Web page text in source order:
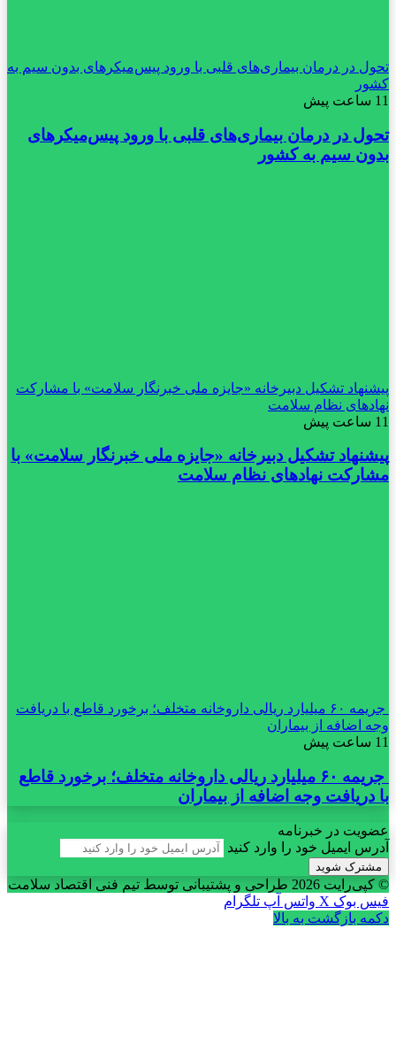
تحول در درمان بیماری‌های قلبی با ورود پیس‌میکرهای بدون سیم به
کشور
11 ساعت پیش
تحول در درمان بیماری‌های قلبی با ورود پیس‌میکرهای
بدون سیم به کشور
پیشنهاد تشکیل دبیرخانه «جایزه ملی خبرنگار سلامت» با مشارکت
نهادهای نظام سلامت
11 ساعت پیش
پیشنهاد تشکیل دبیرخانه «جایزه ملی خبرنگار سلامت» با
مشارکت نهادهای نظام سلامت
جریمه ۶۰ میلیارد ریالی داروخانه متخلف؛ برخورد قاطع با دریافت
وجه اضافه از بیماران
11 ساعت پیش
جریمه ۶۰ میلیارد ریالی داروخانه متخلف؛ برخورد قاطع
با دریافت وجه اضافه از بیماران
عضویت در خبرنامه
آدرس ایمیل خود را وارد کنید
© کپی‌رایت 2026
طراحی و پشتیبانی توسط تیم فنی اقتصاد سلامت
فیس بوک X واتس آپ تلگرام
دکمه بازگشت به بالا